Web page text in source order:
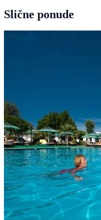
Slične ponude